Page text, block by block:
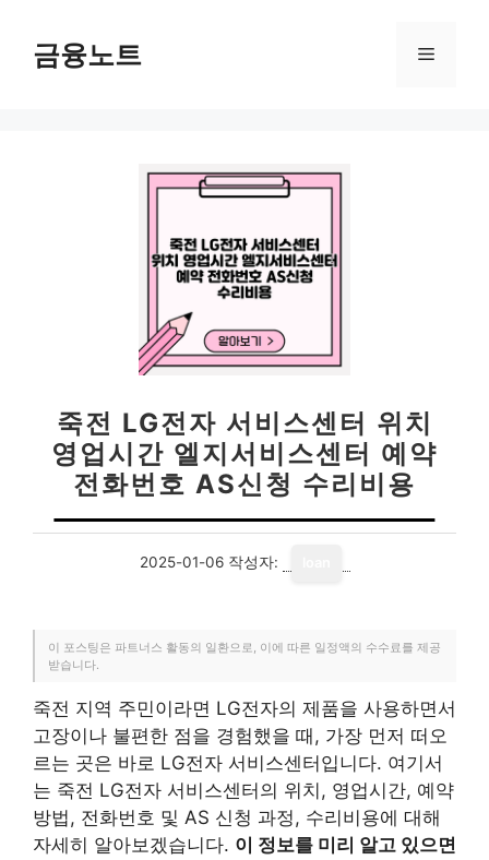
금융노트 메
죽전 LG전자 서비스센터 위치
영업시간 엘지서비스센터 예약
전화번호 AS신청 수리비용
2025-01-06 작성자:
이 포스팅은 파트너스 활동의 일환으로, 이에 따른 일정액의 수수료를 제공
받습니다.
죽전 지역 주민이라면 LG전자의 제품을 사용하면서
고장이나 불편한 점을 경험했을 때, 가장 먼저 떠오
르는 곳은 바로 LG전자 서비스센터입니다. 여기서
는 죽전 LG전자 서비스센터의 위치, 영업시간, 예약
방법, 전화번호 및 AS 신청 과정, 수리비용에 대해
자세히 알아보겠습니다. 이 정보를 미리 알고 있으면